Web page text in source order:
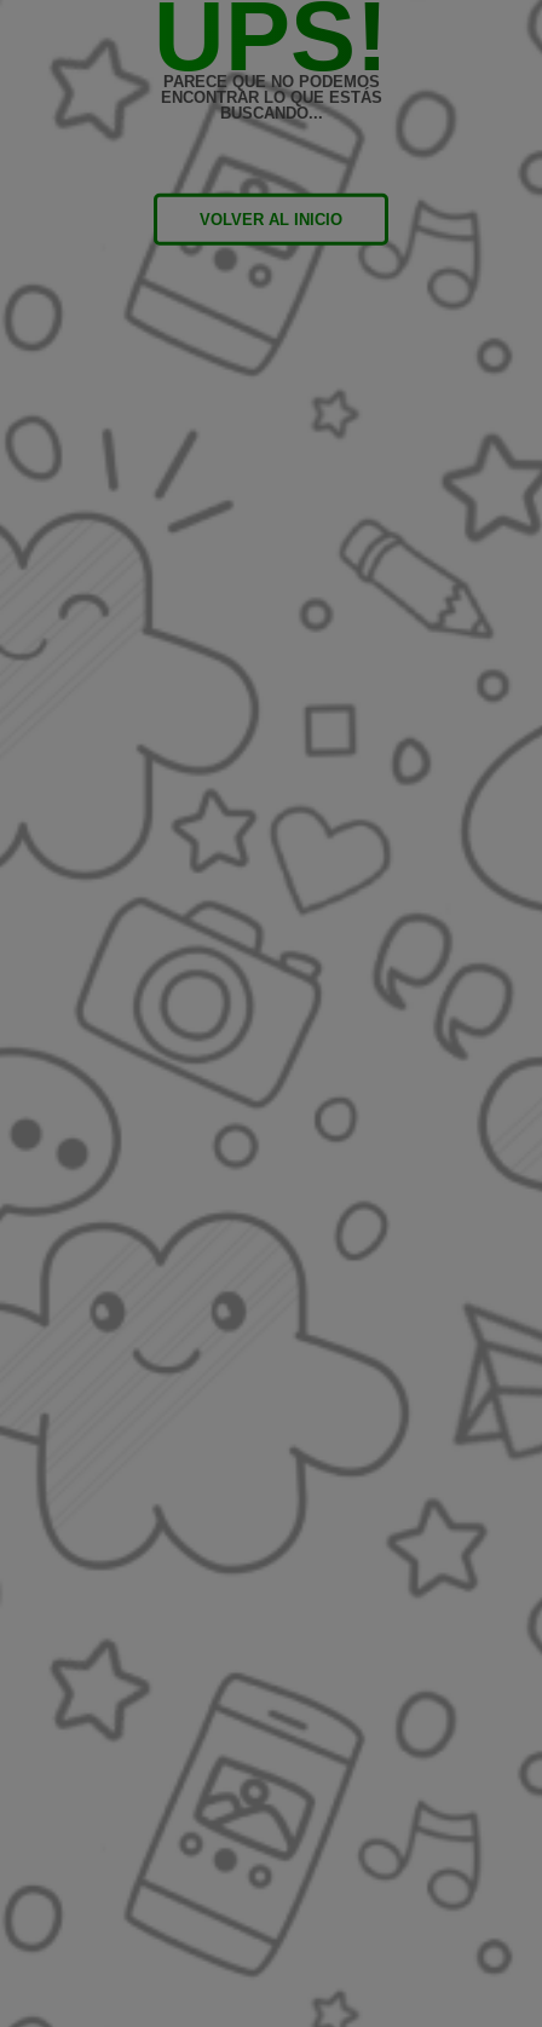
UPS!
PARECE QUE NO PODEMOS
ENCONTRAR LO QUE ESTÁS
BUSCANDO...
VOLVER AL INICIO